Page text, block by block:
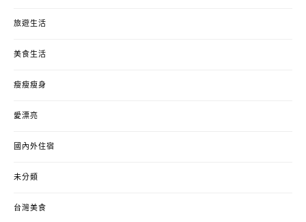
旅遊生活
美食生活
瘦瘦瘦身
愛漂亮
國內外住宿
未分類
台灣美食